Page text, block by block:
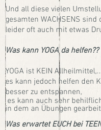
Und all diese vielen
gesamten WACHSENS
leider oft auch mit etwas
Was kann YOGA da helfen??
YOGA ist KEIN
es kann jedoch helfen den
besser zu entspannen,
es kann auch sehr
in dem an Übungen
Was erwartet EUCH bei